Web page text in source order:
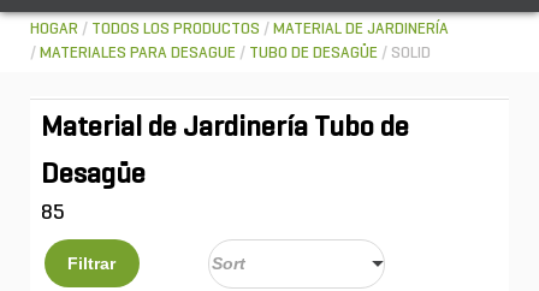
HOGAR TODOS LOS PRODUCTOS
MATERIAL DE JARDINERÍA
MATERIALES PARA DESAGUE
TUBO DE DESAGÜE SOLID
Material de Jardinería Tubo de
Desagüe
85
Filtrar